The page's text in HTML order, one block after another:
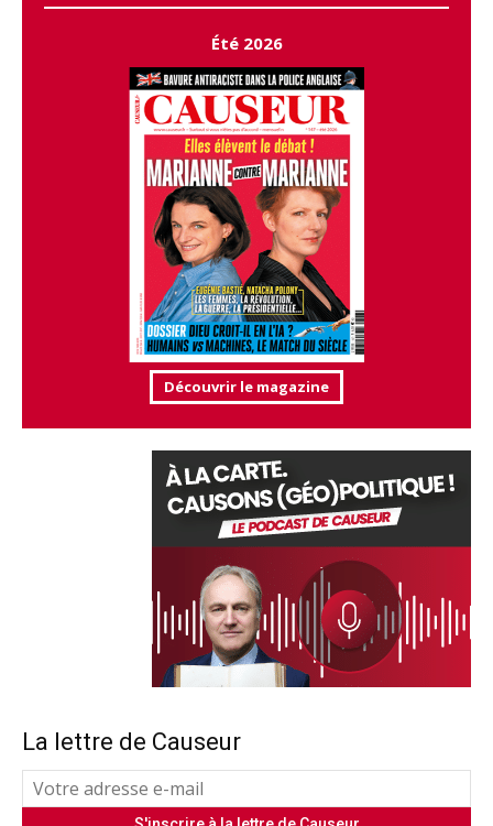
Été 2026
Découvrir le magazine
La lettre de Causeur